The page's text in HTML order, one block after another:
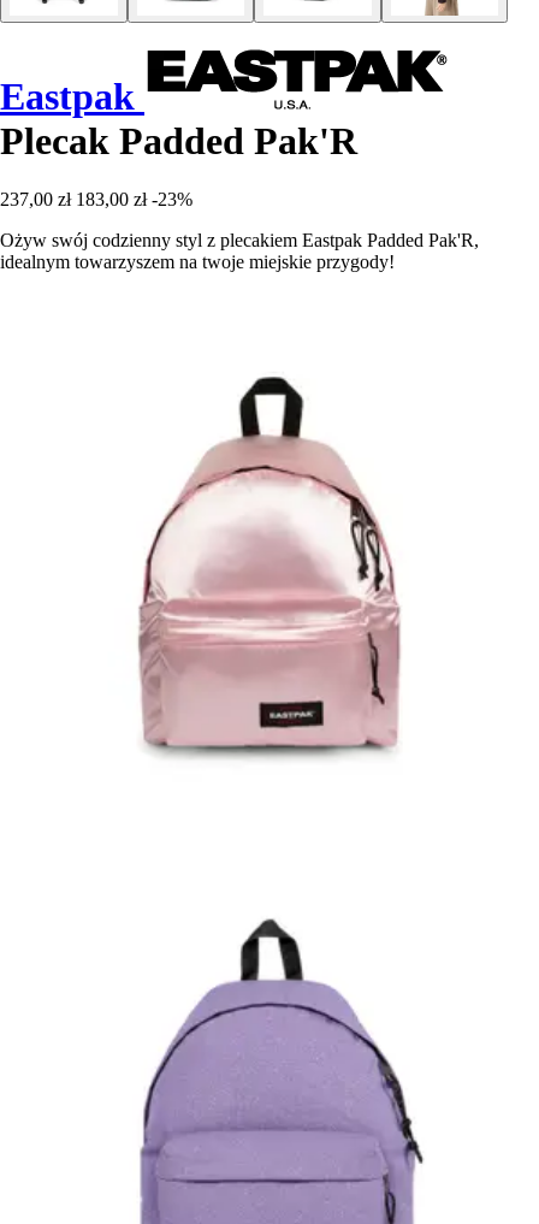
Eastpak
Plecak Padded Pak'R
237,00 zł 183,00 zł -23%
Ożyw swój codzienny styl z plecakiem Eastpak Padded Pak'R,
idealnym towarzyszem na twoje miejskie przygody!